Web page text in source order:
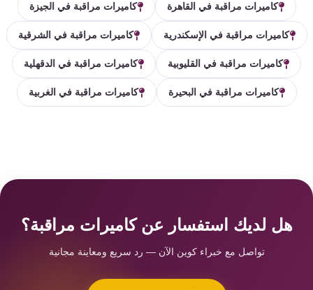
كاميرات مراقبة في القاهرة كاميرات مراقبة في الجيزة
كاميرات مراقبة في الإسكندرية كاميرات مراقبة في الشرقية
كاميرات مراقبة في القليوبية كاميرات مراقبة في الدقهلية
كاميرات مراقبة في البحيرة كاميرات مراقبة في الغربية
هل لديك استفسار عن كاميرات مراقبة؟
تواصل مع خبراء كوين الآن — رد سريع ومعاينة مجانية